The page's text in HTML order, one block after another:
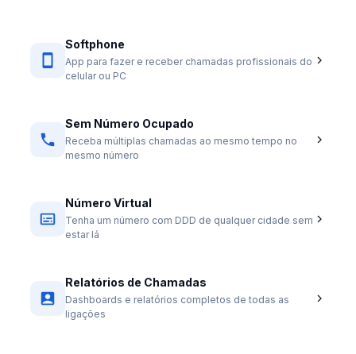
Softphone
App para fazer e receber chamadas profissionais do
celular ou PC
Sem Número Ocupado
Receba múltiplas chamadas ao mesmo tempo no
mesmo número
Número Virtual
Tenha um número com DDD de qualquer cidade sem
estar lá
Relatórios de Chamadas
Dashboards e relatórios completos de todas as
ligações